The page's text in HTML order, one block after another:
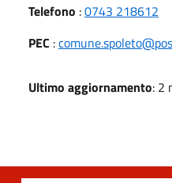
Telefono :0743 218612
PEC :
Ultimo aggiornamento: 2